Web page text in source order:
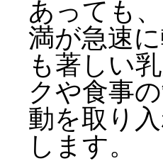
あっても
満が急速
も著しい
クや食事
動を取り
します。